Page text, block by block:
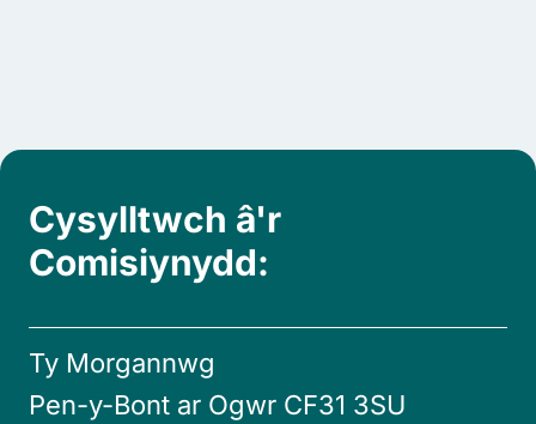
Cysylltwch â'r
Comisiynydd:
Ty Morgannwg
Pen-y-Bont ar Ogwr CF31 3SU